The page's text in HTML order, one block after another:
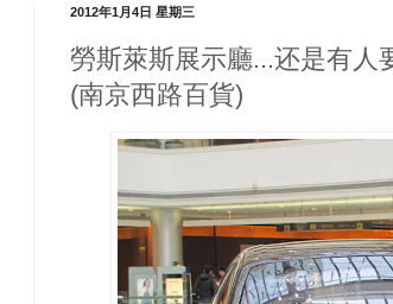
2012年1月4日 星期三
勞斯萊斯展示廳...还是有人
(南京西路百貨)